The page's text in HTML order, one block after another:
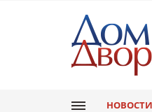
НОВОСТИ